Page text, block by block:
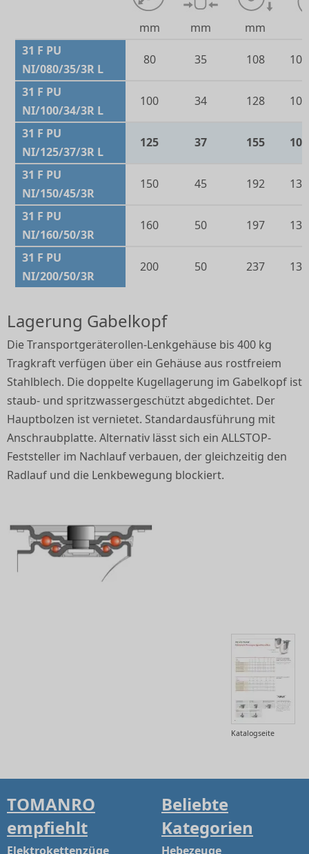
mm mm mm
31 F PU
NI/080/35/3R L
80 35 108
31 F PU
NI/100/34/3R L
100 34 128
31 F PU
NI/125/37/3R L
125 37 155
31 F PU
NI/150/45/3R
150 45 192
31 F PU
NI/160/50/3R
160 50 197
31 F PU
NI/200/50/3R
200 50 237
Lagerung Gabelkopf
Die Transportgeräterollen-Lenkgehäuse bis 400 kg
Tragkraft verfügen über ein Gehäuse aus rostfreiem
Stahlblech. Die doppelte Kugellagerung im Gabelkopf ist
staub- und spritzwassergeschützt abgedichtet. Der
Hauptbolzen ist vernietet. Standardausführung mit
Anschraubplatte. Alternativ lässt sich ein ALLSTOP-
Feststeller im Nachlauf verbauen, der gleichzeitig den
Radlauf und die Lenkbewegung blockiert.
Katalogseite
TOMANRO
empfiehlt
Elektrokettenzüge
Beliebte
Kategorien
Hebezeuge